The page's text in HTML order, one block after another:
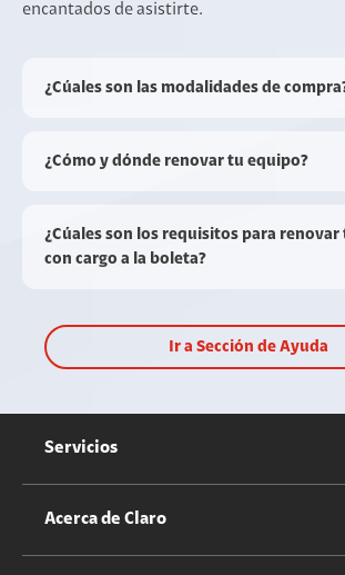
encantados de asistirte.
¿Cúales son las modalidades de
¿Cómo y dónde renovar tu equipo?
¿Cúales son los requisitos para
con cargo a la boleta?
Ir a Sección de Ayuda
Servicios
Servicios Móviles
Acerca de Claro